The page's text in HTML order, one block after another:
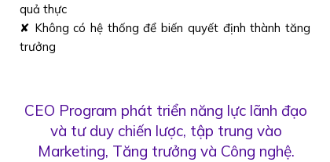
quả thực
✘ Không có hệ thống để biến quyết định thành tăng
trưởng
CEO Program phát triển năng lực lãnh đạo
và tư duy chiến lược, tập trung vào
Marketing, Tăng trưởng và Công nghệ.